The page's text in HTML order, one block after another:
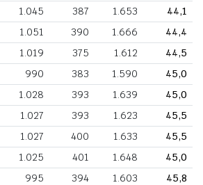
1.045 387 1.653
44,1
1.051 390 1.666
44,4
1.019 375 1.612
44,5
990 383 1.590
45,0
1.028 393 1.639
45,0
1.027 393 1.623
45,5
1.027 400 1.633
45,5
1.025 401 1.648
45,0
995 394 1.603
45,8